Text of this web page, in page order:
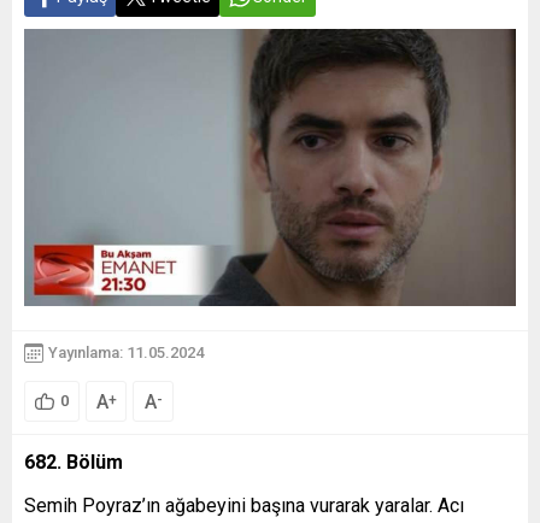
Yayınlama: 11.05.2024
0 A+ A-
682. Bölüm
Semih Poyraz’ın ağabeyini başına vurarak yaralar. Acı